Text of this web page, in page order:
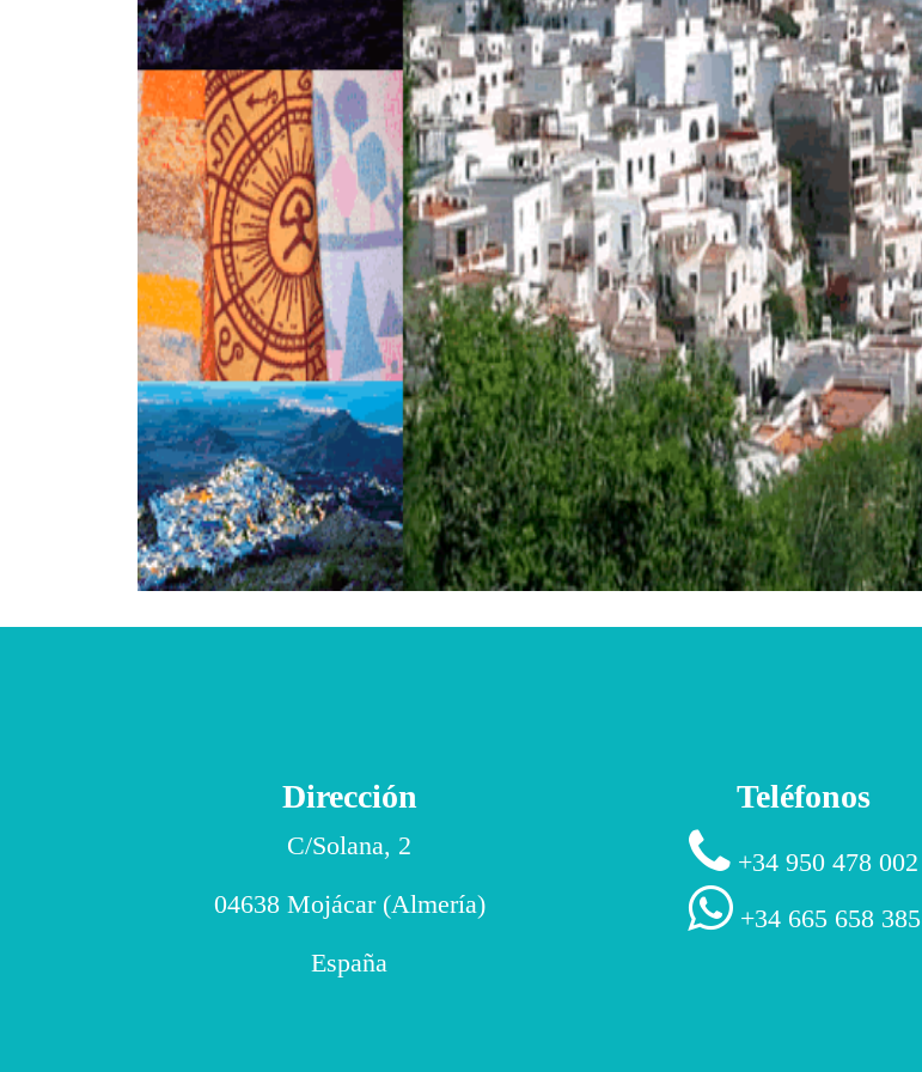
Dirección
C/Solana, 2
04638 Mojácar (Almería)
España
Teléfonos
+34 950 478 002
+34 665 658 385